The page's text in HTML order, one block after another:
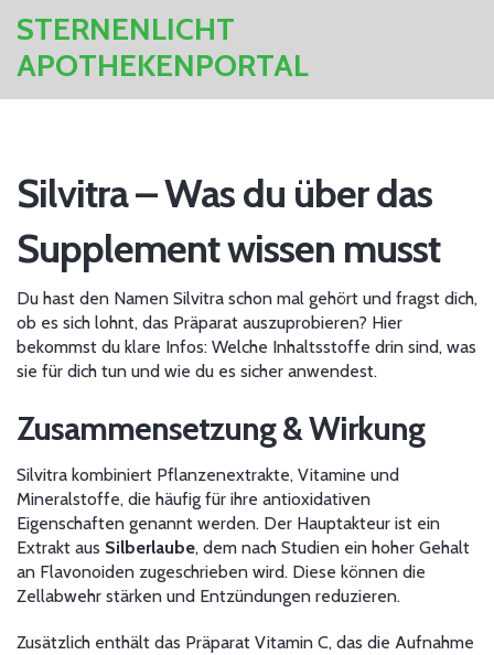
STERNENLICHT
APOTHEKENPORTAL
Silvitra – Was du über das
Supplement wissen musst
Du hast den Namen Silvitra schon mal gehört und fragst dich,
ob es sich lohnt, das Präparat auszuprobieren? Hier
bekommst du klare Infos: Welche Inhaltsstoffe drin sind, was
sie für dich tun und wie du es sicher anwendest.
Zusammensetzung & Wirkung
Silvitra kombiniert Pflanzenextrakte, Vitamine und
Mineralstoffe, die häufig für ihre antioxidativen
Eigenschaften genannt werden. Der Hauptakteur ist ein
Extrakt aus Silberlaube, dem nach Studien ein hoher Gehalt
an Flavonoiden zugeschrieben wird. Diese können die
Zellabwehr stärken und Entzündungen reduzieren.
Zusätzlich enthält das Präparat Vitamin C, das die Aufnahme